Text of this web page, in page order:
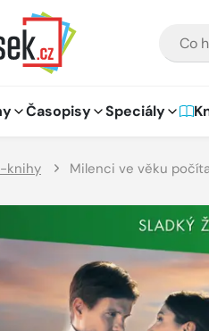
Časopisy Speciály
knihy Milenci ve věku